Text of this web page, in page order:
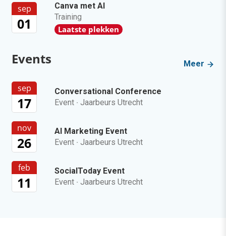
sep
01
Canva met AI
Training
Laatste plekken
Events Meer
sep
17
Conversational Conference
Event · Jaarbeurs Utrecht
nov
26
AI Marketing Event
Event · Jaarbeurs Utrecht
feb
11
SocialToday Event
Event · Jaarbeurs Utrecht